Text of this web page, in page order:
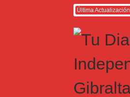
Última Actualización